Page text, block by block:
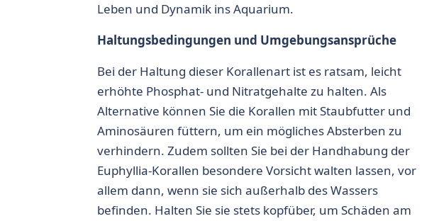
Leben und Dynamik ins Aquarium.
Haltungsbedingungen und Umgebungsansprüche
Bei der Haltung dieser Korallenart ist es ratsam, leicht
erhöhte Phosphat- und Nitratgehalte zu halten. Als
Alternative können Sie die Korallen mit Staubfutter und
Aminosäuren füttern, um ein mögliches Absterben zu
verhindern. Zudem sollten Sie bei der Handhabung der
Euphyllia-Korallen besondere Vorsicht walten lassen, vor
allem dann, wenn sie sich außerhalb des Wassers
befinden. Halten Sie sie stets kopfüber, um Schäden am